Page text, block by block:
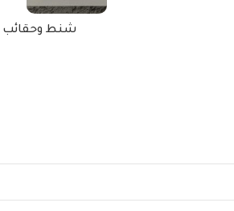
شنط وحقائب